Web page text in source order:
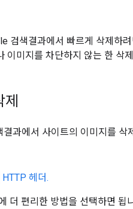
검색결과에서 빠르게 삭제하려
이미지를 차단하지 않는 한
결과에서 사이트의 이미지를 삭
HTTP 헤더.
더 편리한 방법을 선택하면